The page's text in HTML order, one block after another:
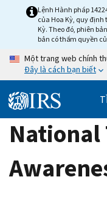
Lệnh Hành pháp
của Hoa Kỳ, quy
Kỳ. Theo đó, phiên
bản có thẩm quyền
Một trang web chính
Đây là cách bạn biết
National